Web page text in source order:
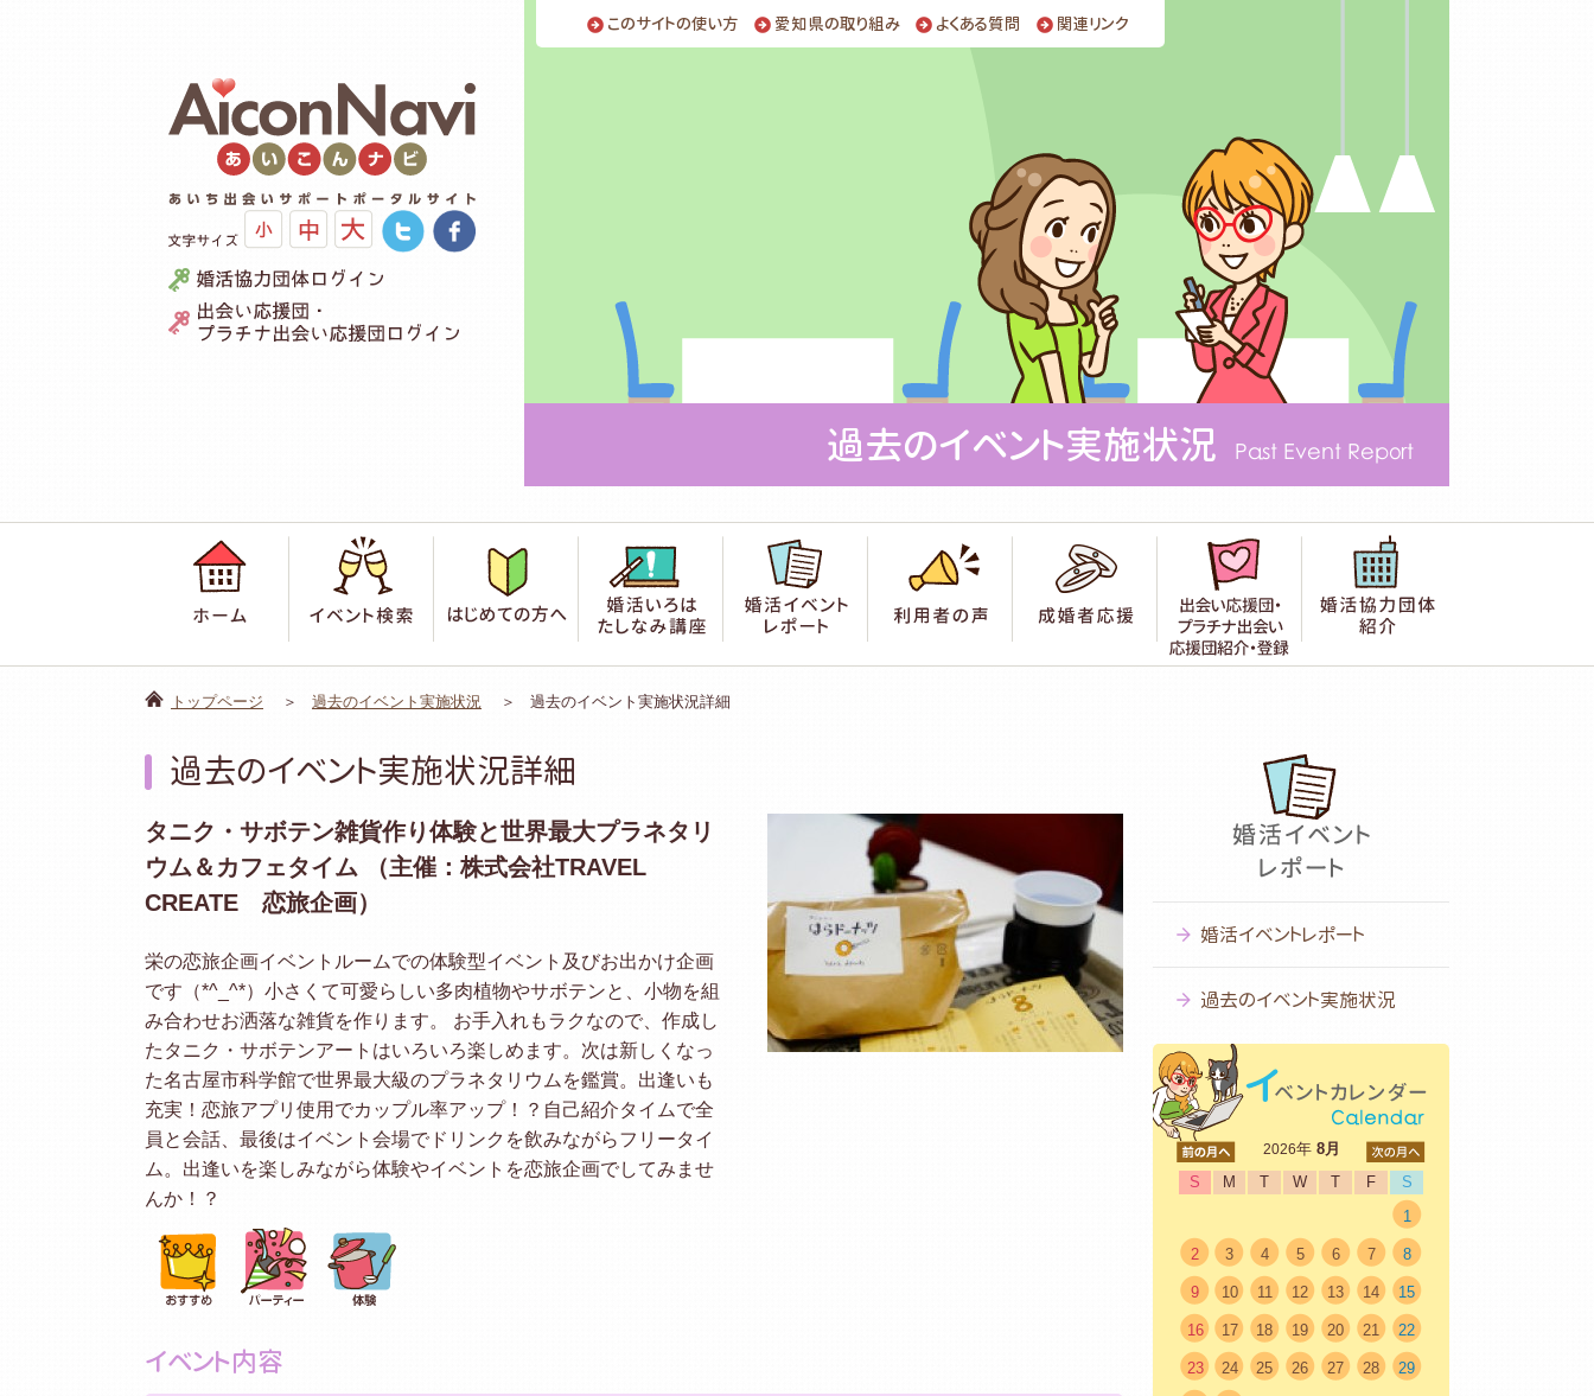
このサイトの使い方 愛知県の取り組み よくある質問 関連リンク
過去のイベント実施状況 Past Event Report
婚活いろは たしなみ講座婚活イベントレポート 出会い応援団紹介・登録
トップページ 過去のイベント実施状況 過去のイベント実施状況詳細
過去のイベント実施状況詳細
タニク・サボテン雑貨作り体験と世界最大プラネタリ
ウム＆カフェタイム （主催：株式会社TRAVEL
CREATE 恋旅企画）
栄の恋旅企画イベントルームでの体験型イベント及びお出かけ企画
です（*^_^*）小さくて可愛らしい多肉植物やサボテンと、小物を組
み合わせお洒落な雑貨を作ります。 お手入れもラクなので、作成し
たタニク・サボテンアートはいろいろ楽しめます。次は新しくなっ
た名古屋市科学館で世界最大級のプラネタリウムを鑑賞。出逢いも
充実！恋旅アプリ使用でカップル率アップ！？自己紹介タイムで全
員と会話、最後はイベント会場でドリンクを飲みながらフリータイ
ム。出逢いを楽しみながら体験やイベントを恋旅企画でしてみませ
んか！？
イベント内容
婚活イベントレポート
過去のイベント実施状況
2026年 8月
S
M T W T F
S
1
2 3 4 5 6 7 8
9 10 11 12 13 14 15
16 17 18 19 20 21 22
23 24 25 26 27 28 29